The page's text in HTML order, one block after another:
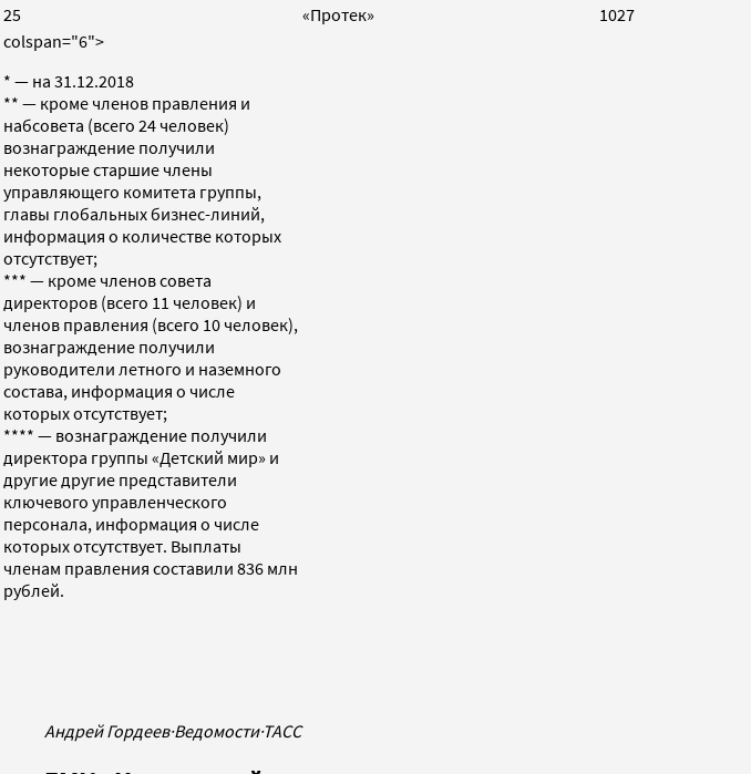
25
«Протек» 1027
colspan="6">
* — на 31.12.2018
** — кроме членов правления и
набсовета (всего 24 человек)
вознаграждение получили
некоторые старшие члены
управляющего комитета группы,
главы глобальных бизнес-линий,
информация о количестве которых
отсутствует;
*** — кроме членов совета
директоров (всего 11 человек) и
членов правления (всего 10 человек),
вознаграждение получили
руководители летного и наземного
состава, информация о числе
которых отсутствует;
**** — вознаграждение получили
директора группы «Детский мир» и
другие другие представители
ключевого управленческого
персонала, информация о числе
которых отсутствует. Выплаты
членам правления составили 836 млн
рублей.
Андрей Гордеев·Ведомости·ТАСС